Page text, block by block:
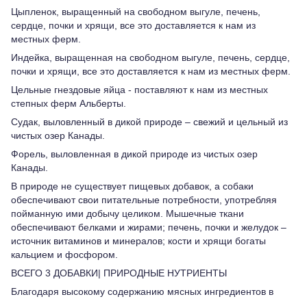
Цыпленок, выращенный на свободном выгуле, печень,
сердце, почки и хрящи, все это доставляется к нам из
местных ферм.
Индейка, выращенная на свободном выгуле, печень, сердце,
почки и хрящи, все это доставляется к нам из местных ферм.
Цельные гнездовые яйца - поставляют к нам из местных
степных ферм Альберты.
Судак, выловленный в дикой природе – свежий и цельный из
чистых озер Канады.
Форель, выловленная в дикой природе из чистых озер
Канады.
В природе не существует пищевых добавок, а собаки
обеспечивают свои питательные потребности, употребляя
пойманную ими добычу целиком. Мышечные ткани
обеспечивают белками и жирами; печень, почки и желудок –
источник витаминов и минералов; кости и хрящи богаты
кальцием и фосфором.
ВСЕГО 3 ДОБАВКИ| ПРИРОДНЫЕ НУТРИЕНТЫ
Благодаря высокому содержанию мясных ингредиентов в